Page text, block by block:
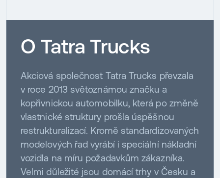
O Tatra Trucks
Akciová společnost Tatra Trucks převzala
v roce 2013 světoznámou značku a
kopřivnickou automobilku, která po změně
vlastnické struktury prošla úspěšnou
restrukturalizací. Kromě standardizovaných
modelových řad vyrábí i speciální nákladní
vozidla na míru požadavkům zákazníka.
Velmi důležité jsou domácí trhy v Česku a